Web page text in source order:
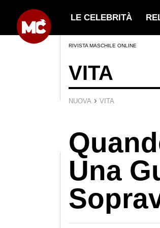
LE CELEBRITÀ
RIVISTA MASCHILE ONLINE
VITA
NUOVA › VITA
Una